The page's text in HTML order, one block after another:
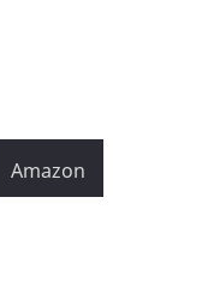
Amazon